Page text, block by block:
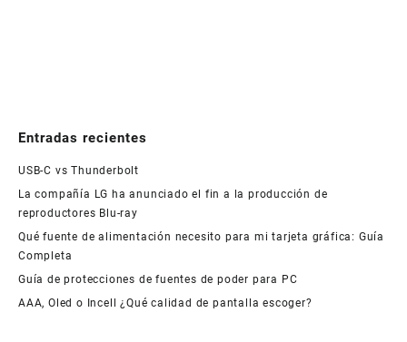
Entradas recientes
USB-C vs Thunderbolt
La compañía LG ha anunciado el fin a la producción de
reproductores Blu-ray
Qué fuente de alimentación necesito para mi tarjeta gráfica: Guía
Completa
Guía de protecciones de fuentes de poder para PC
AAA, Oled o Incell ¿Qué calidad de pantalla escoger?